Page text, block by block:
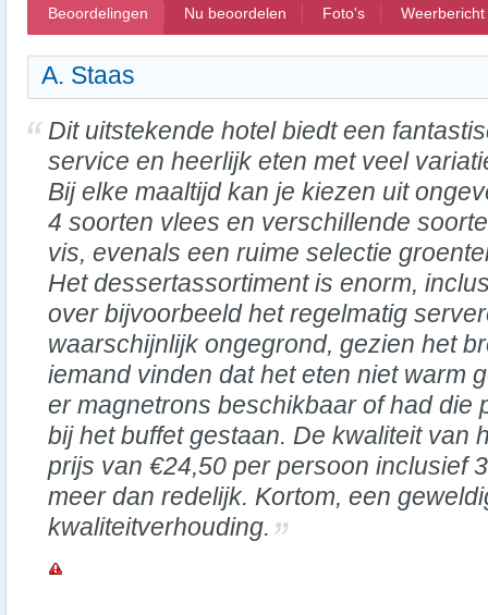
Beoordelingen Nu beoordelen Foto's Weerbericht
A. Staas
Dit uitstekende hotel biedt een
service en heerlijk eten met veel
Bij elke maaltijd kan je kiezen uit
4 soorten vlees en verschillende
vis, evenals een ruime selectie
Het dessertassortiment is enorm,
over bijvoorbeeld het regelmatig
waarschijnlijk ongegrond, gezien het
iemand vinden dat het eten niet warm
er magnetrons beschikbaar of had die
bij het buffet gestaan. De kwaliteit van
prijs van €24,50 per persoon inclusief
meer dan redelijk. Kortom, een
kwaliteitverhouding.